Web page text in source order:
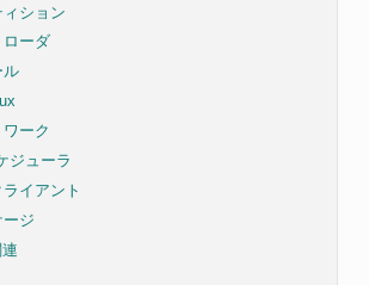
ション
ローダ
ル
ーク
ジューラ
ライアント
ジ